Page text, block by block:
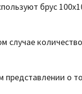
брус
случае
представлении о